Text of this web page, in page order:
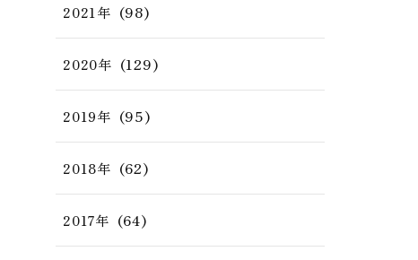
2021年 (98)
2020年 (129)
2019年 (95)
2018年 (62)
2017年 (64)